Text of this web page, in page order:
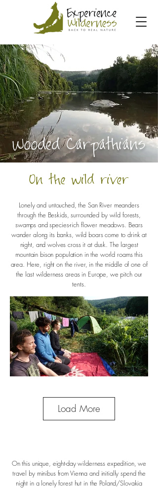
Wooded Carpathians
On the wild river
Lonely and untouched, the San River meanders
through the Beskids, surrounded by wild forests,
swamps and species-rich flower meadows. Bears
wander along its banks, wild boars come to drink at
night, and wolves cross it at dusk. The largest
mountain bison population in the world roams this
area. Here, right on the river, in the middle of one of
the last wilderness areas in Europe, we pitch our
tents.
Load More
On this unique, eight-day wilderness expedition, we
travel by minibus from Vienna and initially spend the
night in a lonely forest hut in the Poland/Slovakia